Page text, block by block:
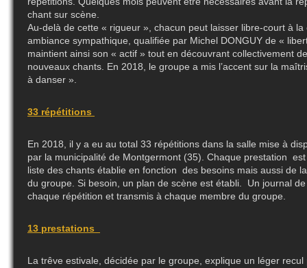
chant sur scène.
Au-delà de cette « rigueur », chacun peut laisser libre-court à
ambiance sympathique, qualifiée par Michel DONGUY de «
maintient ainsi son « actif » tout en découvrant collectivement
nouveaux chants. En 2018, le groupe a mis l’accent sur la
à danser ».
33 répétitions
En 2018, il y a eu au total 33 répétitions dans la salle mise à
par la municipalité de Montgermont (35). Chaque prestation
liste des chants établie en fonction des besoins mais aussi de
du groupe. Si besoin, un plan de scène est établi. Un journal
chaque répétition et transmis à chaque membre du groupe.
13 prestations
La trêve estivale, décidée par le groupe, explique un léger